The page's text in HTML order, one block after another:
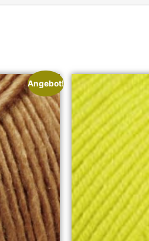
Angebot!